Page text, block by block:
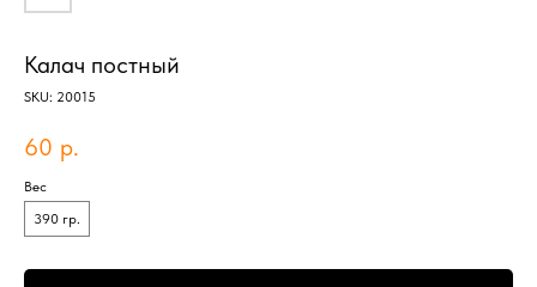
Калач постный
SKU: 20015
60 р.
Вес
390 гр.